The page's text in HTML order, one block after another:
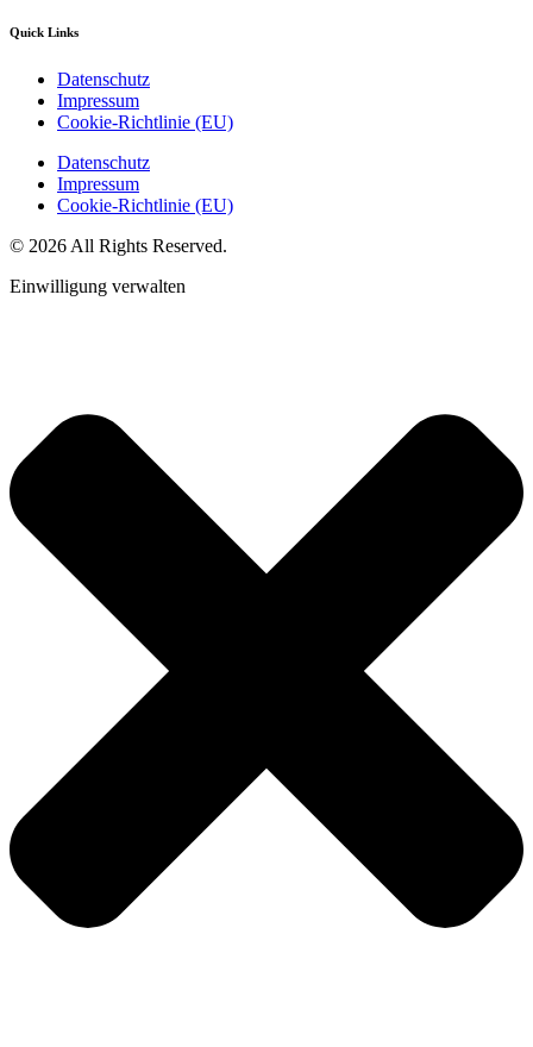
Quick Links
Datenschutz
Impressum
Cookie-Richtlinie (EU)
Datenschutz
Impressum
Cookie-Richtlinie (EU)
© 2026 All Rights Reserved.
Einwilligung verwalten